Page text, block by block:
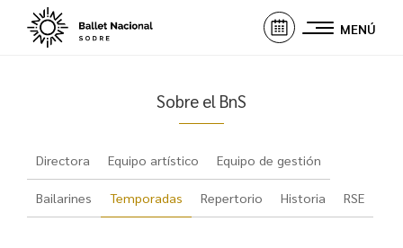
MENÚ
Sobre el BnS
Directora Equipo artístico Equipo de gestión
Bailarines Temporadas Repertorio Historia RSE